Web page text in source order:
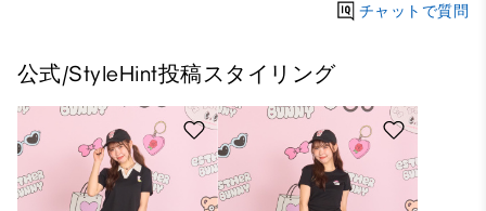
チャットで質問
公式/StyleHint投稿スタイリング